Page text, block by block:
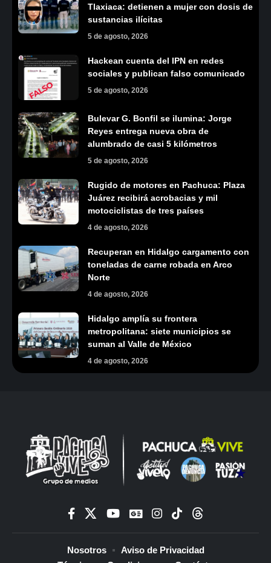
Tlaxiaca: detienen a mujer con dosis de
sustancias ilícitas
5 de agosto, 2026
Hackean cuenta del IPN en redes
sociales y publican falso comunicado
5 de agosto, 2026
Bulevar G. Bonfil se ilumina: Jorge
Reyes entrega nueva obra de
alumbrado de casi 5 kilómetros
5 de agosto, 2026
Rugido de motores en Pachuca: Plaza
Juárez recibirá acrobacias y mil
motociclistas de tres países
4 de agosto, 2026
Recuperan en Hidalgo cargamento con
toneladas de carne robada en Arco
Norte
4 de agosto, 2026
Hidalgo amplía su frontera
metropolitana: siete municipios se
suman al Valle de México
4 de agosto, 2026
Nosotros
Aviso de Privacidad